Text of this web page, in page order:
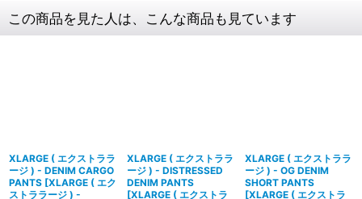
この商品を見た人は、こんな商品も見ています
XLARGE ( エクストララ
ージ ) - DENIM CARGO
PANTS [XLARGE ( エク
ストララージ ) -
XLARGE ( エクストララ
ージ ) - DISTRESSED
DENIM PANTS
[XLARGE ( エクストラ
XLARGE ( エクストララ
ージ ) - OG DENIM
SHORT PANTS
[XLARGE ( エクストラ